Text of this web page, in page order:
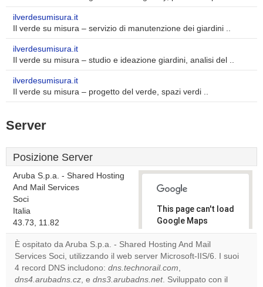
ilverdesumisura.it
Il verde su misura – servizio di manutenzione dei giardini ..
ilverdesumisura.it
Il verde su misura – studio e ideazione giardini, analisi del ..
ilverdesumisura.it
Il verde su misura – progetto del verde, spazi verdi ..
Server
Posizione Server
Aruba S.p.a. - Shared Hosting
And Mail Services
Soci
Italia
43.73, 11.82
This page can't load
Google Maps
correctly.
Do you
own this
website?
È ospitato da Aruba S.p.a. - Shared Hosting And Mail
Services Soci, utilizzando il web server Microsoft-IIS/6. I suoi
4 record DNS includono: dns.technorail.com,
dns4.arubadns.cz, e dns3.arubadns.net. Sviluppato con il